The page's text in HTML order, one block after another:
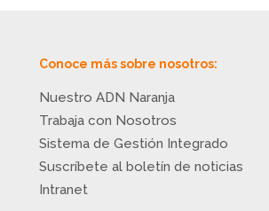
Conoce más sobre nosotros:
Nuestro ADN Naranja
Trabaja con Nosotros
Sistema de Gestión Integrado
Suscríbete al boletín de noticias
Intranet